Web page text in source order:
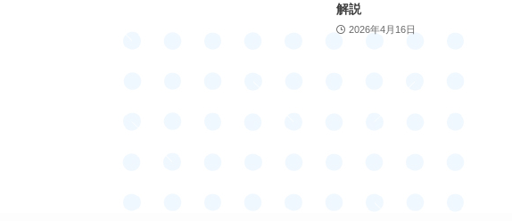
解説
2026年4月16日